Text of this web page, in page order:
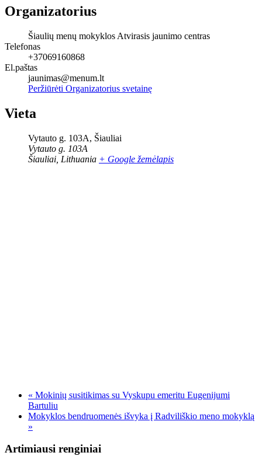
Organizatorius
Šiaulių menų mokyklos Atvirasis jaunimo centras
Telefonas
+37069160868
El.paštas
jaunimas@menum.lt
Peržiūrėti Organizatorius svetainę
Vieta
Vytauto g. 103A, Šiauliai
Vytauto g. 103A
Šiauliai Lithuania + Google žemėlapis
« Mokinių susitikimas su Vyskupu emeritu Eugenijumi
Bartuliu
Mokyklos bendruomenės išvyka į Radviliškio meno mokyklą
»
Artimiausi renginiai